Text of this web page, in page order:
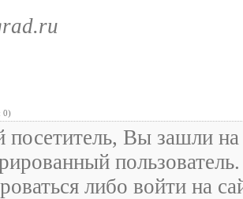
0)
Вы зашли на
либо войти на